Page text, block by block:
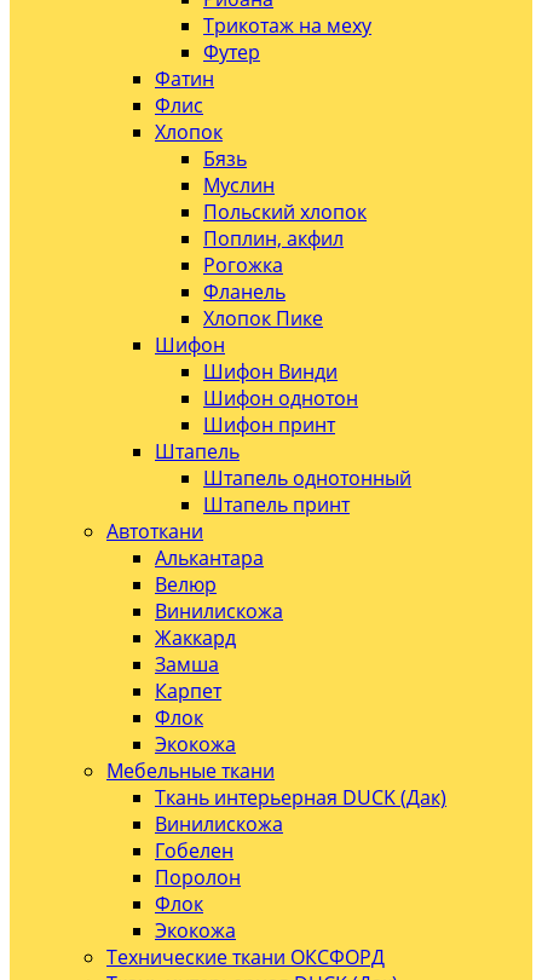
Трикотаж на меху
Футер
Фатин
Флис
Хлопок
Бязь
Муслин
Польский хлопок
Поплин, акфил
Рогожка
Фланель
Хлопок Пике
Шифон
Шифон Винди
Шифон однотон
Шифон принт
Штапель
Штапель однотонный
Штапель принт
Автоткани
Алькантара
Велюр
Винилискожа
Жаккард
Замша
Карпет
Флок
Экокожа
Мебельные ткани
Ткань интерьерная DUCK (Дак)
Винилискожа
Гобелен
Поролон
Флок
Экокожа
Технические ткани ОКСФОРД